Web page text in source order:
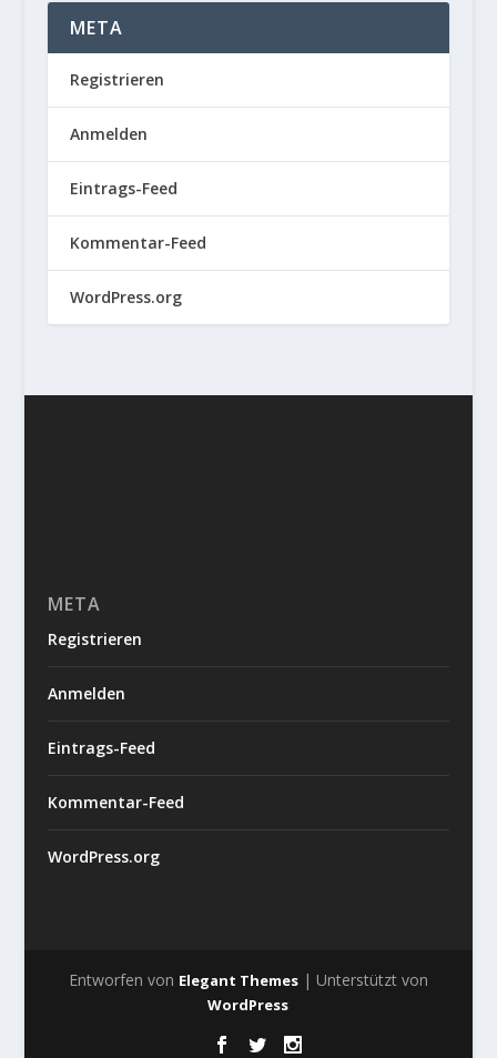
META
Registrieren
Anmelden
Eintrags-Feed
Kommentar-Feed
WordPress.org
META
Registrieren
Anmelden
Eintrags-Feed
Kommentar-Feed
WordPress.org
Entworfen von Elegant Themes| Unterstützt von
WordPress